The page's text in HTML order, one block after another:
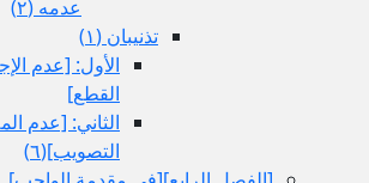
عدمه (٢)
تذنيبان (١)
الأول: [عدم
القطع‏]
الثاني: [عدم
التصويب‏](٦)